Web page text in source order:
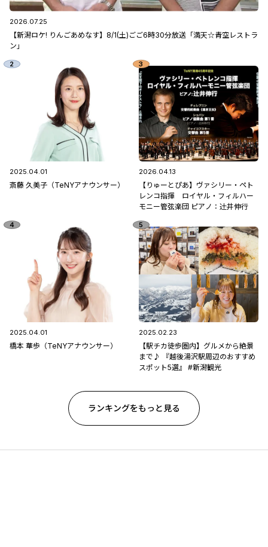
2026.07.25
【新潟ロケ! りんごあめなす】8/1(土)ごご6時30分放送「満天☆青空レストラ
ン」
2025.04.01
斎藤 久美子（TeNYアナウンサー）
2026.04.13
【りゅーとぴあ】ヴァシリー・ペト
レンコ指揮 ロイヤル・フィルハー
モニー管弦楽団 ピアノ：辻󠄀井伸行
2025.04.01
橋本 華歩（TeNYアナウンサー）
2025.02.23
【駅チカ徒歩圏内】グルメから絶景
まで♪ 『越後湯沢駅周辺のおすすめ
スポット5選』 #新潟観光
ランキングをもっと見る